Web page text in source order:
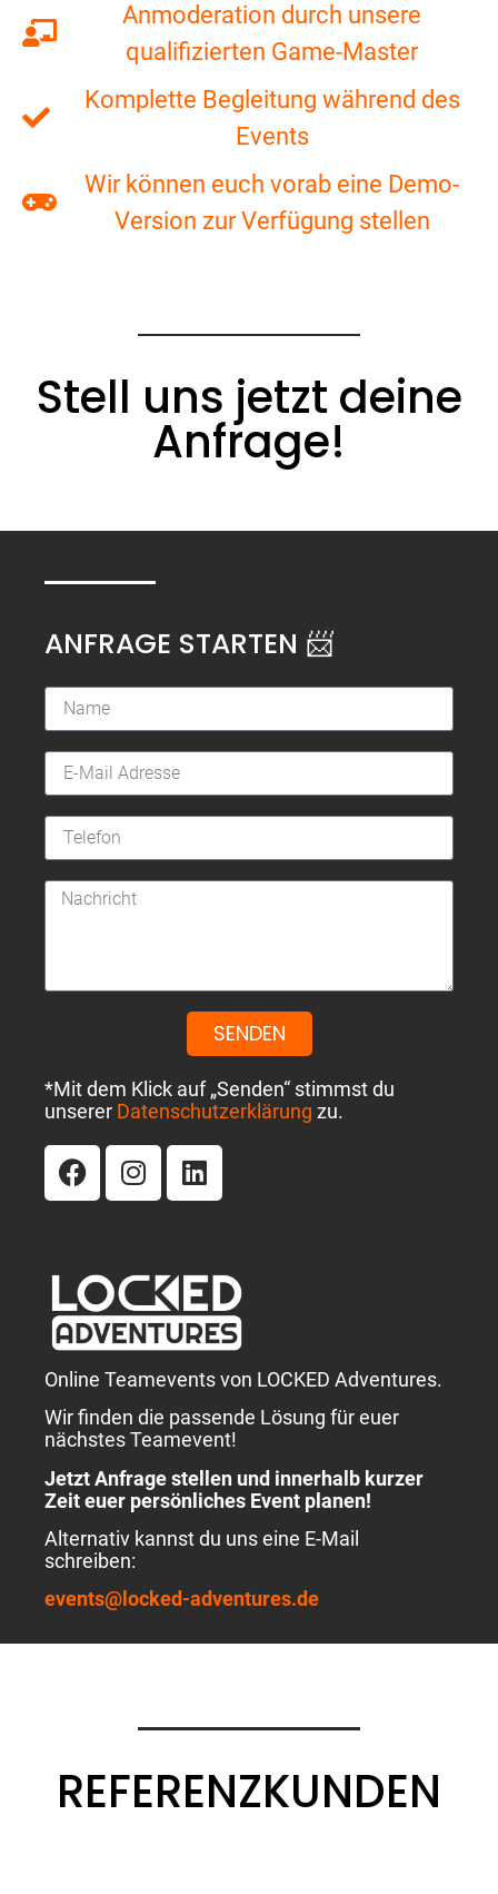
Anmoderation durch unsere
qualifizierten Game-Master
Komplette Begleitung während des
Events
Wir können euch vorab eine Demo-
Version zur Verfügung stellen
Stell uns jetzt deine
Anfrage!
Online Teamevents von LOCKED Adventures.
Wir finden die passende Lösung für euer
nächstes Teamevent!
Jetzt Anfrage stellen und innerhalb kurzer
Zeit euer persönliches Event planen!
Alternativ kannst du uns eine E-Mail
schreiben:
events@locked-adventures.de
ANFRAGE STARTEN 📨
SENDEN
*Mit dem Klick auf „Senden“ stimmst du
unserer Datenschutzerklärung zu.
REFERENZKUNDEN